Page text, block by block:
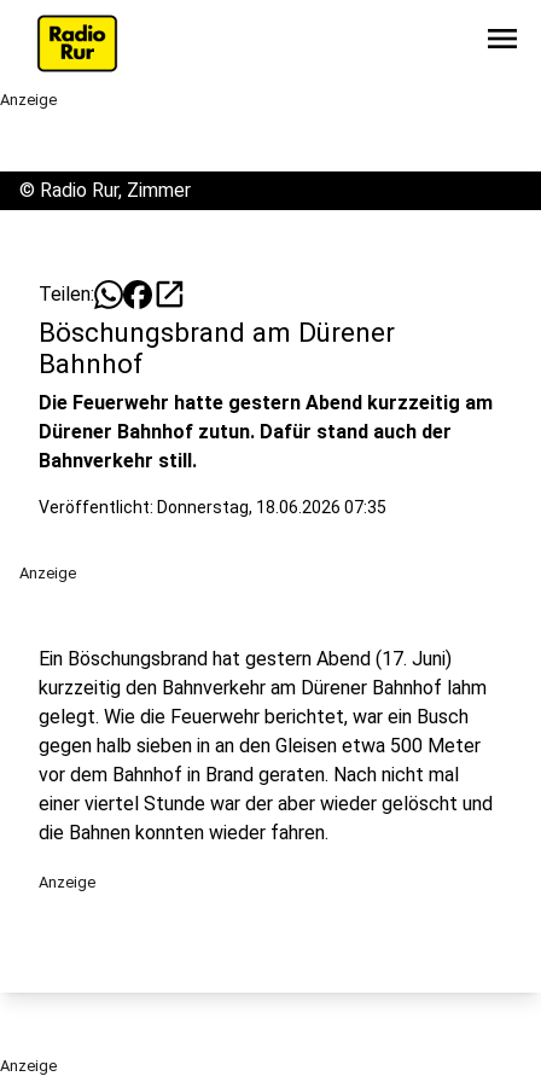
menu
Anzeige
© Radio Rur, Zimmer
Teilen: open_in_new
Böschungsbrand am Dürener
Bahnhof
Die Feuerwehr hatte gestern Abend kurzzeitig am
Dürener Bahnhof zutun. Dafür stand auch der
Bahnverkehr still.
Veröffentlicht: Donnerstag, 18.06.2026 07:35
Anzeige
Ein Böschungsbrand hat gestern Abend (17. Juni)
kurzzeitig den Bahnverkehr am Dürener Bahnhof lahm
gelegt. Wie die Feuerwehr berichtet, war ein Busch
gegen halb sieben in an den Gleisen etwa 500 Meter
vor dem Bahnhof in Brand geraten. Nach nicht mal
einer viertel Stunde war der aber wieder gelöscht und
die Bahnen konnten wieder fahren.
Anzeige
Anzeige